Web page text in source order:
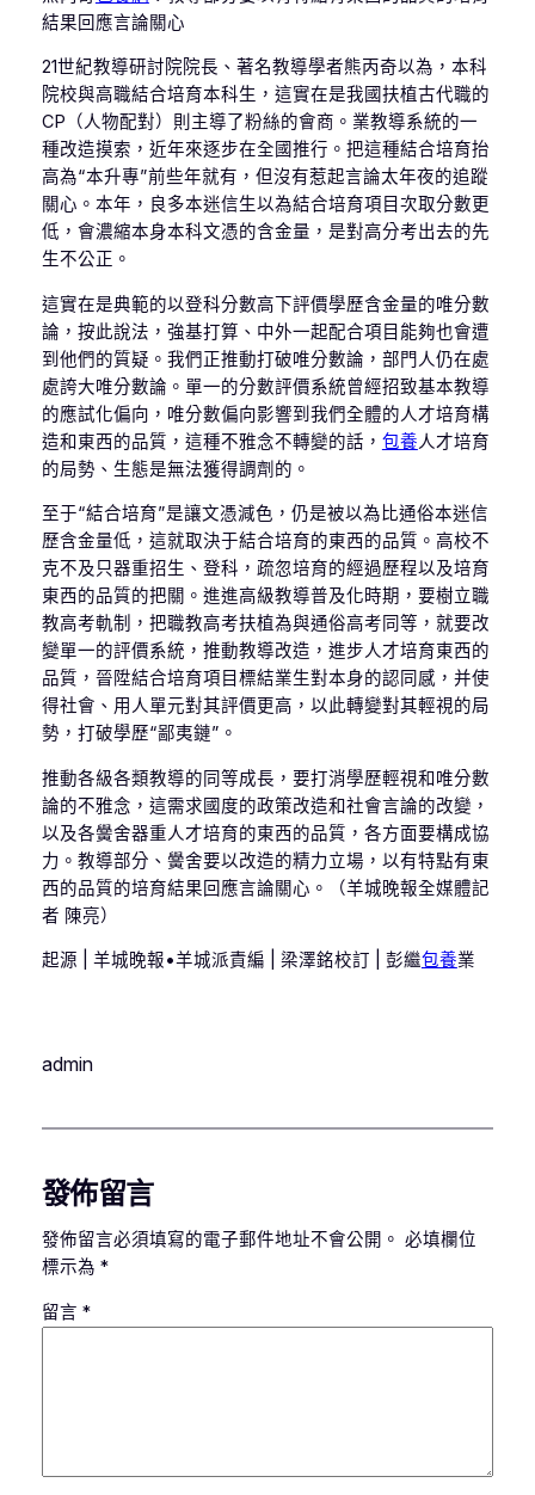
結果回應言論關心
21世紀教導研討院院長、著名教導學者熊丙奇以為，本科
院校與高職結合培育本科生，這實在是我國扶植古代職的
CP（人物配對）則主導了粉絲的會商。業教導系統的一
種改造摸索，近年來逐步在全國推行。把這種結合培育抬
高為“本升專”前些年就有，但沒有惹起言論太年夜的追蹤
關心。本年，良多本迷信生以為結合培育項目次取分數更
低，會濃縮本身本科文憑的含金量，是對高分考出去的先
生不公正。
這實在是典範的以登科分數高下評價學歷含金量的唯分數
論，按此說法，強基打算、中外一起配合項目能夠也會遭
到他們的質疑。我們正推動打破唯分數論，部門人仍在處
處誇大唯分數論。單一的分數評價系統曾經招致基本教導
的應試化偏向，唯分數偏向影響到我們全體的人才培育構
造和東西的品質，這種不雅念不轉變的話， 包養人才培育
的局勢、生態是無法獲得調劑的。
至于“結合培育”是讓文憑減色，仍是被以為比通俗本迷信
歷含金量低，這就取決于結合培育的東西的品質。高校不
克不及只器重招生、登科，疏忽培育的經過歷程以及培育
東西的品質的把關。進進高級教導普及化時期，要樹立職
教高考軌制，把職教高考扶植為與通俗高考同等，就要改
變單一的評價系統，推動教導改造，進步人才培育東西的
品質，晉陞結合培育項目標結業生對本身的認同感，并使
得社會、用人單元對其評價更高，以此轉變對其輕視的局
勢，打破學歷“鄙夷鏈”。
推動各級各類教導的同等成長，要打消學歷輕視和唯分數
論的不雅念，這需求國度的政策改造和社會言論的改變，
以及各黌舍器重人才培育的東西的品質，各方面要構成協
力。教導部分、黌舍要以改造的精力立場，以有特點有東
西的品質的培育結果回應言論關心。（羊城晚報全媒體記
者 陳亮）
起源 | 羊城晚報•羊城派責編 | 梁澤銘校訂 | 彭繼包養業
admin
發佈留言
發佈留言必須填寫的電子郵件地址不會公開。 必填欄位
標示為 *
留言 *